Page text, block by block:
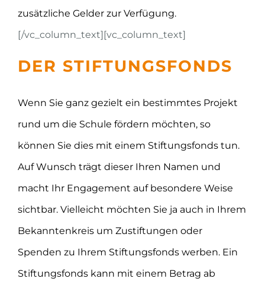
zusätzliche Gelder zur Verfügung.
[/vc_column_text][vc_column_text]
DER STIFTUNGSFONDS
Wenn Sie ganz gezielt ein bestimmtes Projekt
rund um die Schule fördern möchten, so
können Sie dies mit einem Stiftungsfonds tun.
Auf Wunsch trägt dieser Ihren Namen und
macht Ihr Engagement auf besondere Weise
sichtbar. Vielleicht möchten Sie ja auch in Ihrem
Bekanntenkreis um Zustiftungen oder
Spenden zu Ihrem Stiftungsfonds werben. Ein
Stiftungsfonds kann mit einem Betrag ab